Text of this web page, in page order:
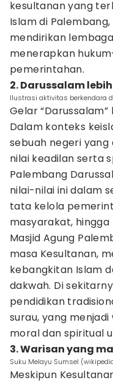
kesultanan yang
Islam di
mendirikan
menerapkan
pemerintahan.
2. Darussalam
Ilustrasi aktivitas berkendara
Gelar
Dalam konteks
sebuah negeri yang
nilai keadilan serta
Palembang
nilai-nilai ini dalam
tata kelola
masyarakat, hingga
Masjid Agung
masa Kesultanan,
kebangkitan Islam
dakwah. Di
pendidikan
surau, yang
moral dan spiritual
3. Warisan yang
Suku Melayu Sumsel
Meskipun